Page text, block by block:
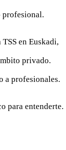
en Euskadi,
privado.
a profesionales.
para entenderte.